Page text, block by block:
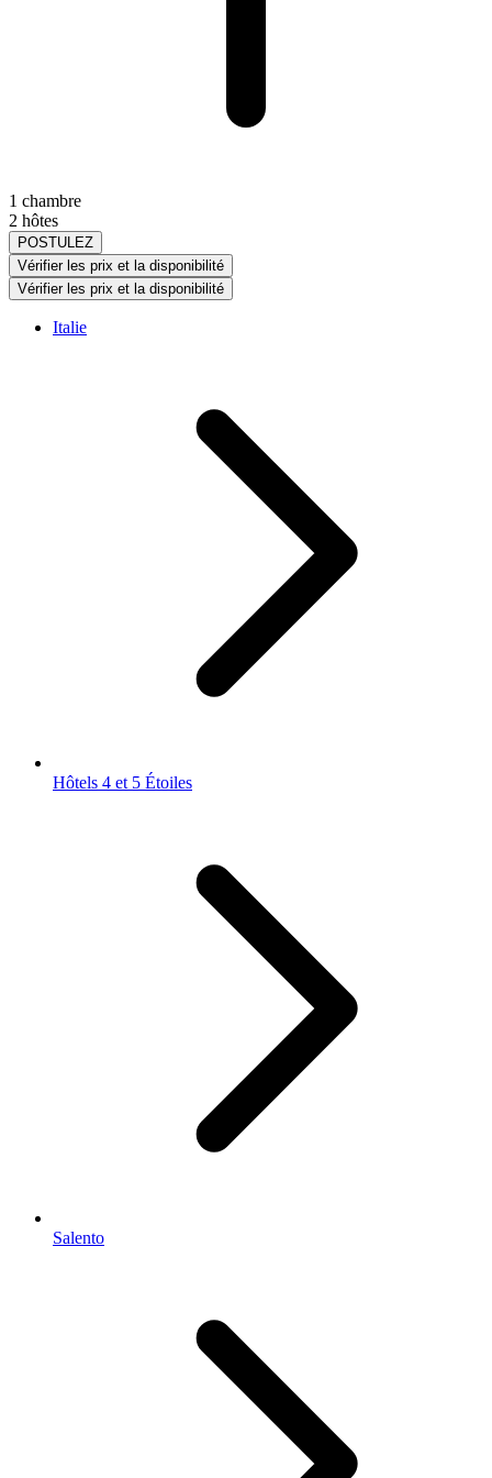
1 chambre
2 hôtes
POSTULEZ
Vérifier les prix et la disponibilité
Vérifier les prix et la disponibilité
Italie
Hôtels 4 et 5 Étoiles
Salento